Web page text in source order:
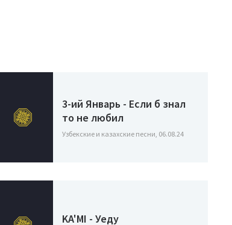
3-ий Январь - Если б знал
то не любил
Узбекские и казахские песни, 06.08.24
KA'MI - Уеду